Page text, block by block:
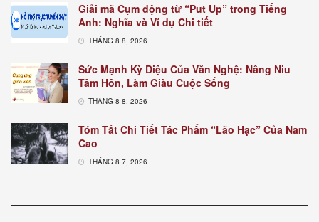
Giải mã Cụm động từ “Put Up” trong Tiếng
Anh: Nghĩa và Ví dụ Chi tiết
THÁNG 8 8, 2026
Sức Mạnh Kỳ Diệu Của Văn Nghệ: Nâng Niu
Tâm Hồn, Làm Giàu Cuộc Sống
THÁNG 8 8, 2026
Tóm Tắt Chi Tiết Tác Phẩm “Lão Hạc” Của Nam
Cao
THÁNG 8 7, 2026